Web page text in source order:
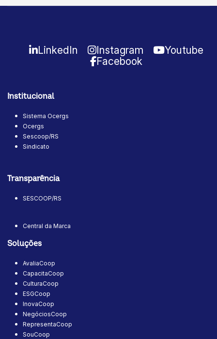
LinkedIn Instagram
Youtube
Facebook
Institucional
Sistema Ocergs
Ocergs
Sescoop/RS
Sindicato
Transparência
SESCOOP/RS
Central da Marca
Soluções
AvaliaCoop
CapacitaCoop
CulturaCoop
ESGCoop
InovaCoop
NegóciosCoop
RepresentaCoop
SouCoop